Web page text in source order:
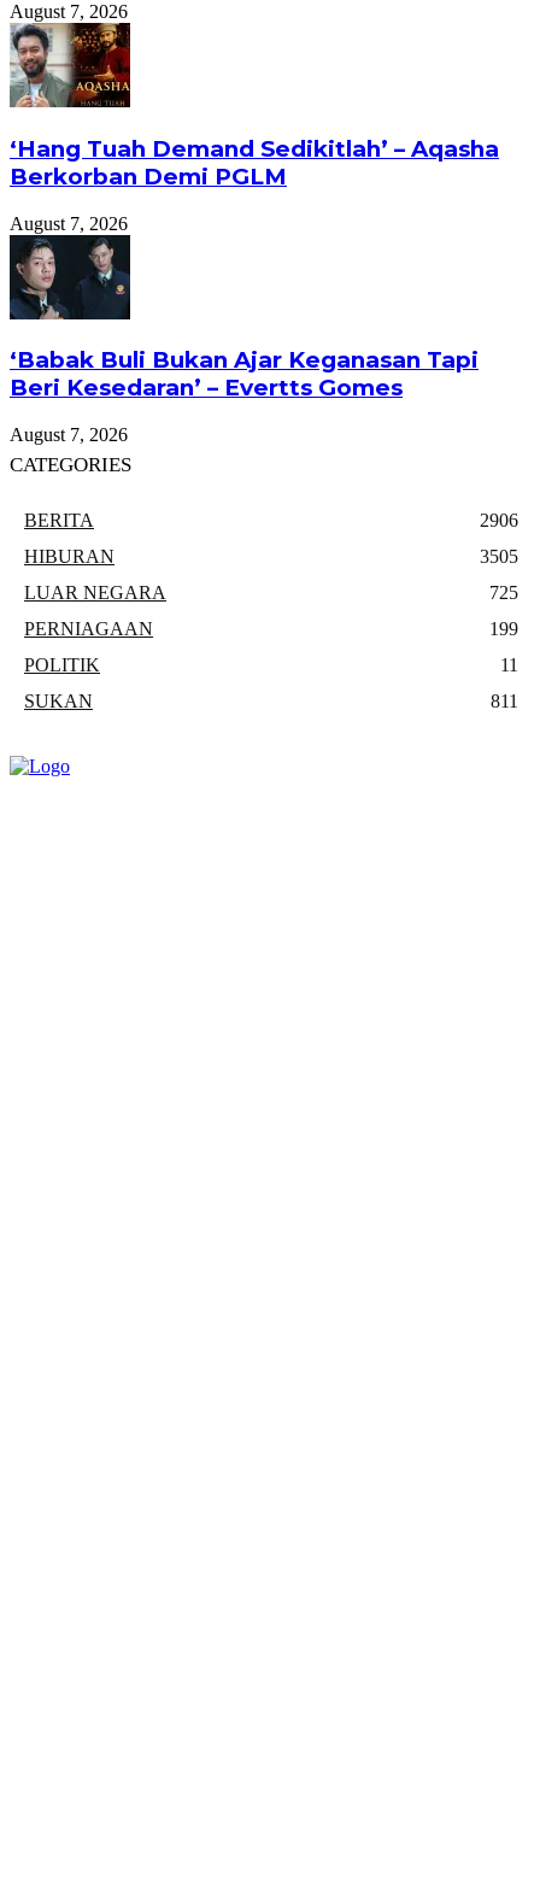
August 7, 2026
‘Hang Tuah Demand Sedikitlah’ – Aqasha
Berkorban Demi PGLM
August 7, 2026
‘Babak Buli Bukan Ajar Keganasan Tapi
Beri Kesedaran’ – Evertts Gomes
August 7, 2026
CATEGORIES
BERITA
2906
HIBURAN
3505
LUAR NEGARA
725
PERNIAGAAN
199
POLITIK
11
SUKAN
811